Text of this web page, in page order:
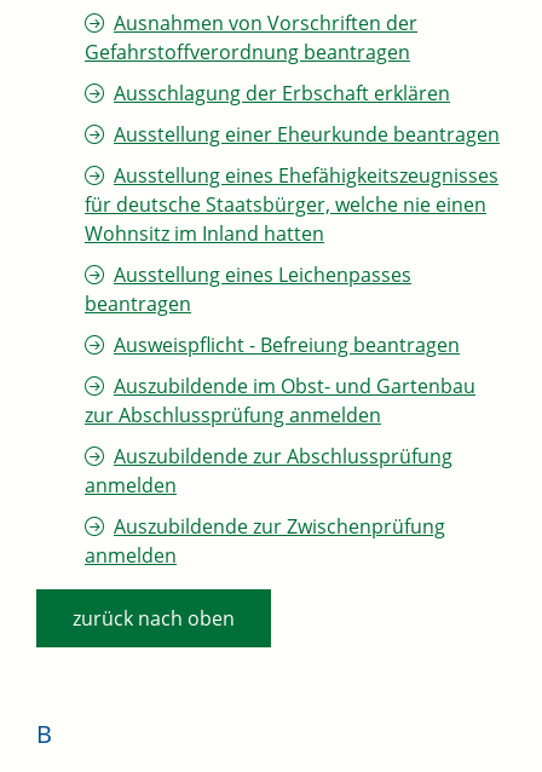
Ausnahmen von Vorschriften der
Gefahrstoffverordnung beantragen
Ausschlagung der Erbschaft erklären
Ausstellung einer Eheurkunde beantragen
Ausstellung eines Ehefähigkeitszeugnisses
für deutsche Staatsbürger, welche nie einen
Wohnsitz im Inland hatten
Ausstellung eines Leichenpasses
beantragen
Ausweispflicht - Befreiung beantragen
Auszubildende im Obst- und Gartenbau
zur Abschlussprüfung anmelden
Auszubildende zur Abschlussprüfung
anmelden
Auszubildende zur Zwischenprüfung
anmelden
zurück nach oben
B